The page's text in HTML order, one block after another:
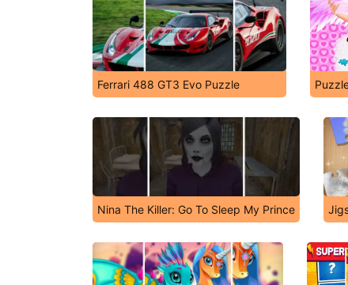
Ferrari 488 GT3 Evo Puzzle
Nina The Killer: Go To Sleep My Prince